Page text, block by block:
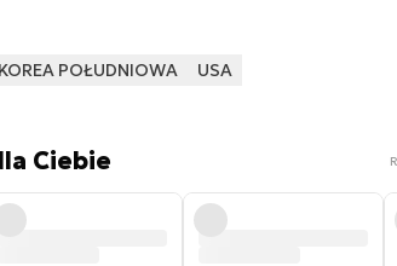
KOREA POŁUDNIOWA USA
Ciebie